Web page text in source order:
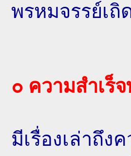
พรหมจรรย์เถิ
๐ ความสำเร็
มีเรื่องเล่าถึง